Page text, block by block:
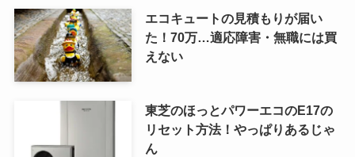
エコキュートの見積もりが届い
た！70万…適応障害・無職には買
えない
東芝のほっとパワーエコのE17の
リセット方法！やっぱりあるじゃ
ん